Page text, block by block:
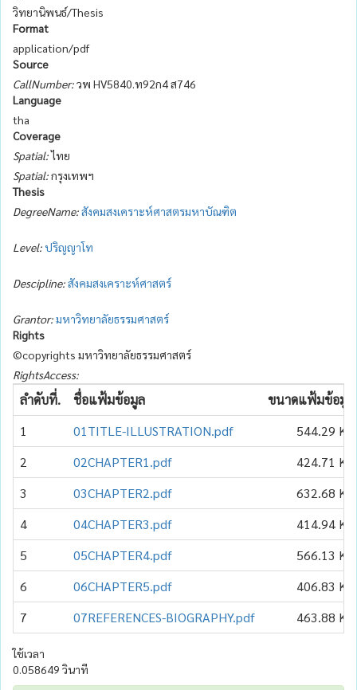
วิทยานิพนธ์/Thesis
Format
application/pdf
Source
CallNumber:วพ HV5840.ท92ก4 ส746
Language
tha
Coverage
Spatial:ไทย
Spatial:กรุงเทพฯ
Thesis
DegreeName:สังคมสงเคราะห์ศาสตรมหาบัณฑิต
Level:ปริญญาโท
Descipline:สังคมสงเคราะห์ศาสตร์
Grantor:มหาวิทยาลัยธรรมศาสตร์
Rights
©copyrights มหาวิทยาลัยธรรมศาสตร์
RightsAccess:
ลำดับที่. ชื่อแฟ้มข้อมูล
ขนาดแฟ้มข้อมูล
1
01TITLE-ILLUSTRATION.pdf
544.29 KB
2
02CHAPTER1.pdf
424.71 KB
3
03CHAPTER2.pdf
632.68 KB
4
04CHAPTER3.pdf
414.94 KB
5
05CHAPTER4.pdf
566.13 KB
6
06CHAPTER5.pdf
406.83 KB
7
07REFERENCES-BIOGRAPHY.pdf 463.88 KB
ใช้เวลา
0.058649 วินาที